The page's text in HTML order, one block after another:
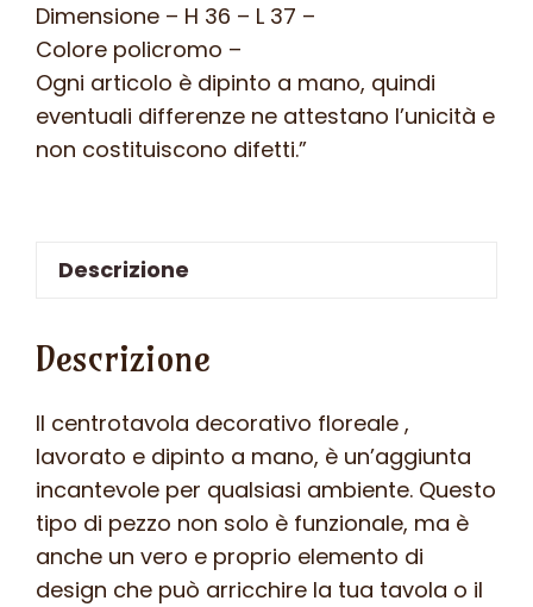
Dimensione – H 36 – L 37 –
Colore policromo –
Ogni articolo è dipinto a mano, quindi
eventuali differenze ne attestano l’unicità e
non costituiscono difetti.”
Descrizione
Descrizione
Il centrotavola decorativo floreale ,
lavorato e dipinto a mano, è un’aggiunta
incantevole per qualsiasi ambiente. Questo
tipo di pezzo non solo è funzionale, ma è
anche un vero e proprio elemento di
design che può arricchire la tua tavola o il